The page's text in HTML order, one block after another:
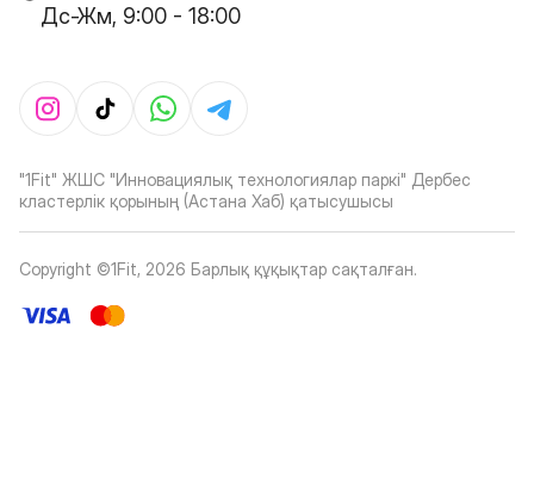
Дс-Жм, 9:00 - 18:00
"1Fit" ЖШС "Инновациялық технологиялар паркі" Дербес
кластерлік қорының (Астана Хаб) қатысушысы
Copyright ©1Fit, 2026 Барлық құқықтар сақталған.